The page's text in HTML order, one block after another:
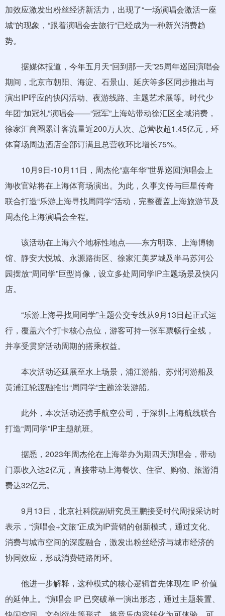
加效应激发出粉丝经济新活力，出现了“一场演唱会激活一座
城”的现象，“跟着演唱会去旅行”已经成为一种新兴消费趋
势。
据媒体报道，今年五月天“回到那一天”25周年巡回演唱会
期间，北京市朝阳、海淀、石景山、延庆等多区同步推出与
演出IP呼应的快闪活动、夜游线路、主题艺术展等。时代少
年团“加冠礼”演唱会——“冠军”上海站带动徐汇区全域消费，
徐家汇商圈累计客流量近200万人次、总营收超1.45亿元，环
体育场周边酒店全部订满且总营收环比增长75%。
10月9日-10月11日，周杰伦“嘉年华”世界巡回演唱会上
海收官站将在上海体育场演出。为此，久事文传与巨星传奇
联合打造“乐游上海寻找周同学”活动，完整覆盖上海旅游节及
周杰伦上海演唱会全程。
该活动在上海六个地标性地点——东方明珠、上海博物
馆、静安大悦城、永源路街区、徐家汇美罗城及半马苏河公
园摆放“周同学”巨型肖像，设立多处周同学IP主题场景及快闪
店。
“乐游上海寻找周同学”主题公交专线从9月13日起正式运
行，覆盖六个打卡核心点位，游客可持一张车票畅行全线，
并享受贯穿活动周期的搭乘权益。
本次活动还延展至水上场景，浦江游船、苏州河游船及
黄浦江轮渡融推出“周同学”主题涂装游船。
此外，本次活动还携手航空公司，于深圳-上海航线联合
打造“周同学”IP主题航班。
据悉，2023年周杰伦在上海举办为期四天演唱会，带动
门票收入达2亿元，直接带动上海餐饮、住宿、购物、旅游消
费达32亿元。
9月13日，北京社科院副研究员王鹏接受时代周报采访时
表示，“演唱会+文旅”正成为IP营销的创新模式，通过文化、
消费与城市空间的深度融合，激发出粉丝经济与城市经济的
协同效应，形成消费链路闭环。
他进一步解释，这种模式的核心逻辑首先体现在 IP 价值
的延伸上。“演唱会 IP 已突破单一演出形态，通过主题装置、